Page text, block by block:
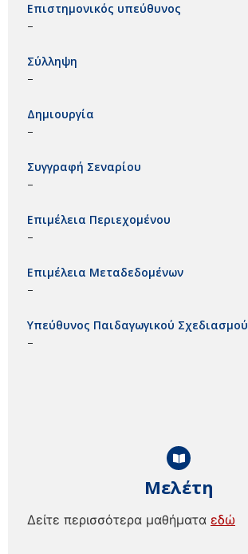
Μελέτη
Δείτε περισσότερα μαθήματα εδώ
Επιστημονικός υπεύθυνος
–
Σύλληψη
–
Δημιουργία
–
Συγγραφή Σεναρίου
–
Επιμέλεια Περιεχομένου
–
Επιμέλεια Μεταδεδομένων
–
Υπεύθυνος Παιδαγωγικού Σχεδιασμού
–